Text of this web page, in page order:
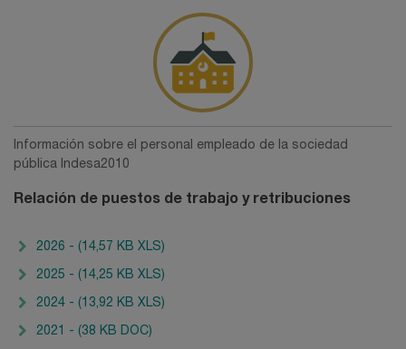
Información sobre el personal empleado de la sociedad
pública Indesa2010
Relación de puestos de trabajo y retribuciones
2026 - (14,57 KB XLS)
2025 - (14,25 KB XLS)
2024 - (13,92 KB XLS)
2021 - (38 KB DOC)